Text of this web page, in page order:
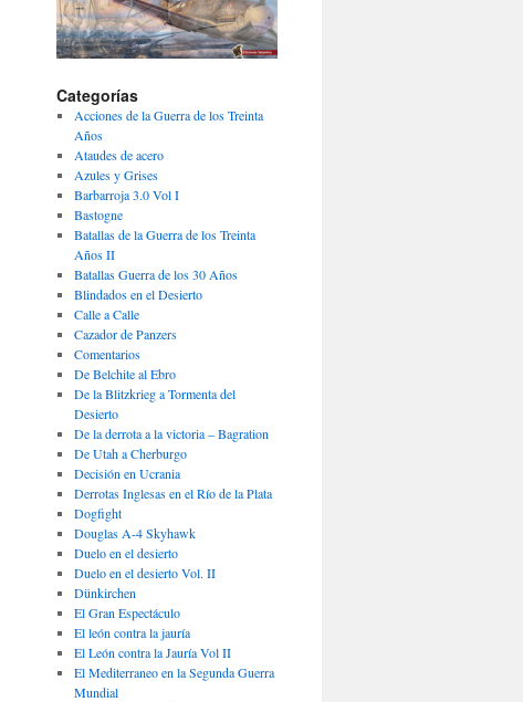
Categorías
Acciones de la Guerra de los Treinta
Años
Ataudes de acero
Azules y Grises
Barbarroja 3.0 Vol I
Bastogne
Batallas de la Guerra de los Treinta
Años II
Batallas Guerra de los 30 Años
Blindados en el Desierto
Calle a Calle
Cazador de Panzers
Comentarios
De Belchite al Ebro
De la Blitzkrieg a Tormenta del
Desierto
De la derrota a la victoria – Bagration
De Utah a Cherburgo
Decisión en Ucrania
Derrotas Inglesas en el Río de la Plata
Dogfight
Douglas A-4 Skyhawk
Duelo en el desierto
Duelo en el desierto Vol. II
Dünkirchen
El Gran Espectáculo
El león contra la jauría
El León contra la Jauría Vol II
El Mediterraneo en la Segunda Guerra
Mundial